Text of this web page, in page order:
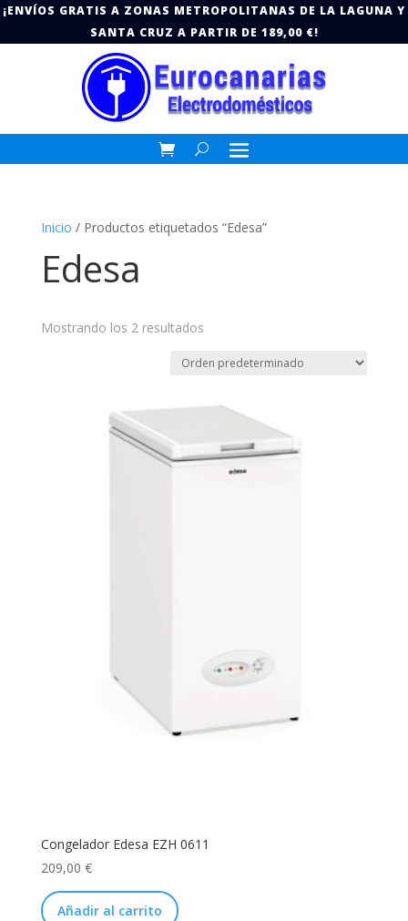
¡ENVÍOS GRATIS A ZONAS METROPOLITANAS DE LA LAGUNA Y
SANTA CRUZ A PARTIR DE 189,00 €!
Inicio / Productos etiquetados “Edesa”
Edesa
Mostrando los 2 resultados
Congelador Edesa EZH 0611
209,00 €
Añadir al carrito